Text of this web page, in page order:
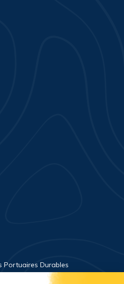
Portuaires Durables